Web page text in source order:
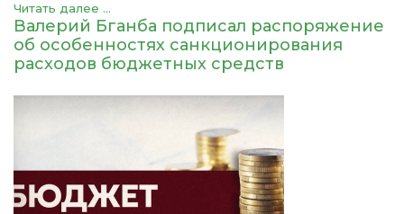
Читать далее ...
Валерий Бганба подписал распоряжение
об особенностях санкционирования
расходов бюджетных средств